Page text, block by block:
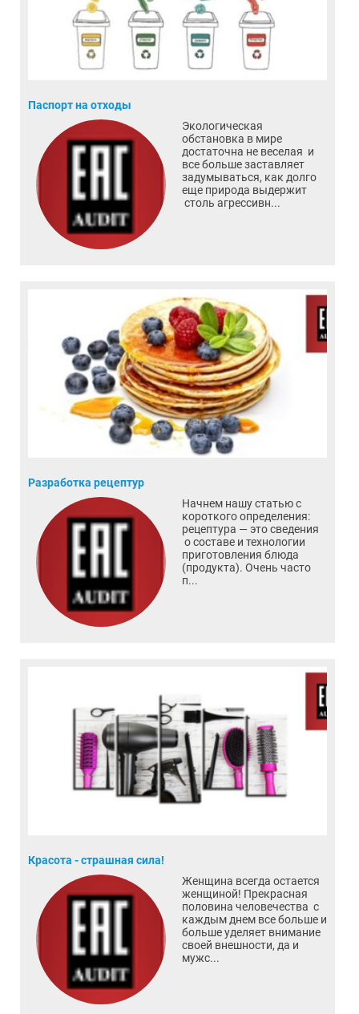
Паспорт на отходы
Экологическая
обстановка в мире
достаточна не веселая и
все больше заставляет
задумываться, как долго
еще природа выдержит
столь агрессивн...
Разработка рецептур
Начнем нашу статью с
короткого определения:
рецептура — это сведения
о составе и технологии
приготовления блюда
(продукта). Очень часто
п...
Красота - страшная сила!
Женщина всегда остается
женщиной! Прекрасная
половина человечества с
каждым днем все больше и
больше уделяет внимание
своей внешности, да и
мужс...